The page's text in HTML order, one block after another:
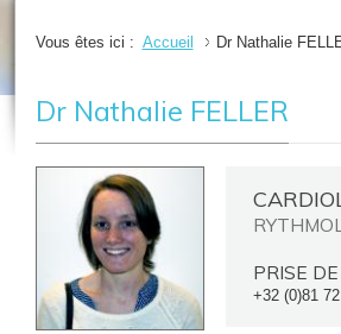
Vous êtes ici : Accueil Dr Nathalie
Dr Nathalie FELLER
PRISE
+32 (0)81